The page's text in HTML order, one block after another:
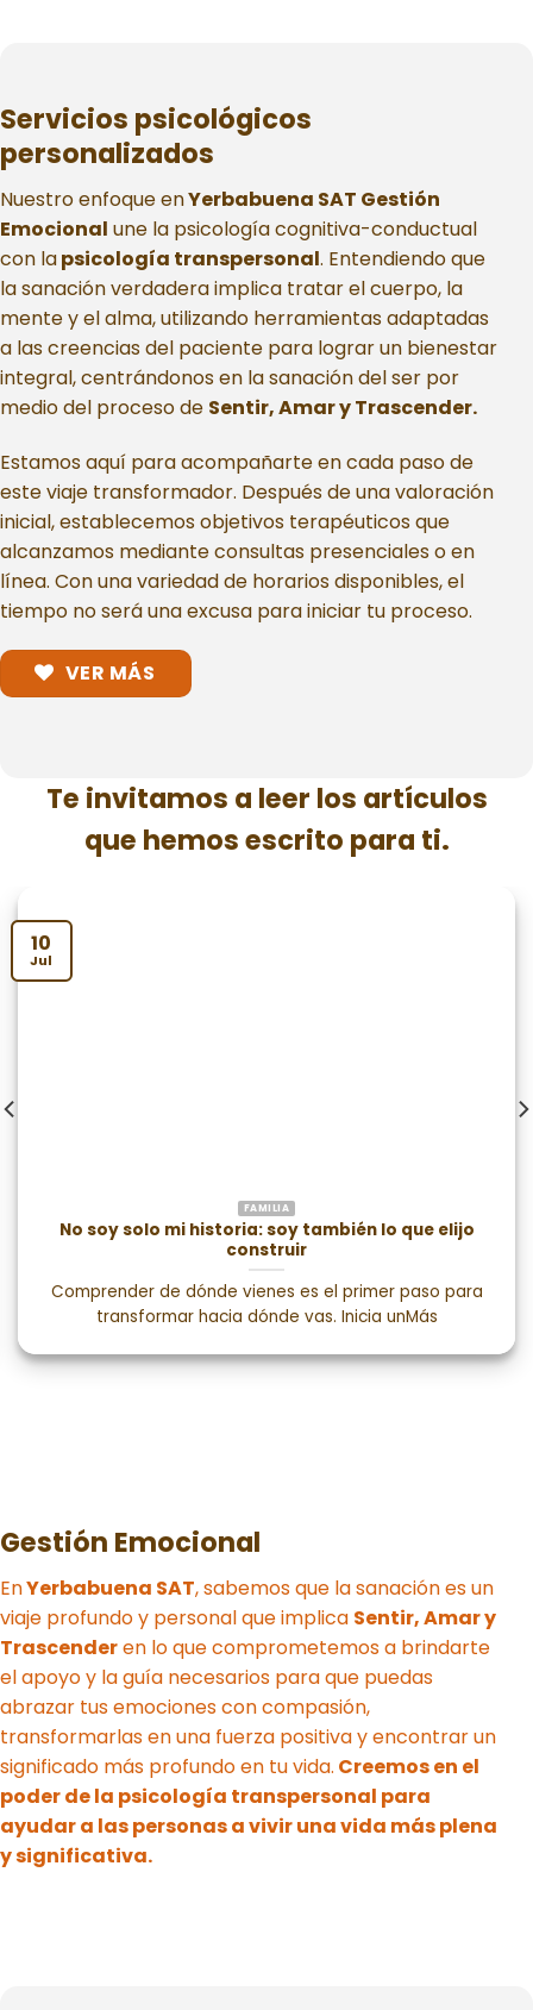
Servicios psicológicos
personalizados
Nuestro enfoque enYerbabuena SAT Gestión
Emocional une la psicología cognitiva-conductual
con lapsicología transpersonal. Entendiendo que
la sanación verdadera implica tratar el cuerpo, la
mente y el alma, utilizando herramientas adaptadas
a las creencias del paciente para lograr un bienestar
integral, centrándonos en la sanación del ser por
medio del proceso de Sentir, Amar y Trascender.
Estamos aquí para acompañarte en cada paso de
este viaje transformador. Después de una valoración
inicial, establecemos objetivos terapéuticos que
alcanzamos mediante consultas presenciales o en
línea. Con una variedad de horarios disponibles, el
tiempo no será una excusa para iniciar tu proceso.
VER MÁS
Te invitamos a leer los artículos
que hemos escrito para ti.
FAMILIA
No soy solo mi historia: soy también lo que elijo
construir
Comprender de dónde vienes es el primer paso para
transformar hacia dónde vas. Inicia unMás
10
Jul
Gestión Emocional
EnYerbabuena SAT, sabemos que la sanación es un
viaje profundo y personal que implica Sentir, Amar y
Trascenderen lo que comprometemos a brindarte
el apoyo y la guía necesarios para que puedas
abrazar tus emociones con compasión,
transformarlas en una fuerza positiva y encontrar un
significado más profundo en tu vida. Creemos en el
poder de la psicología transpersonal para
ayudar a las personas a vivir una vida más plena
y significativa.